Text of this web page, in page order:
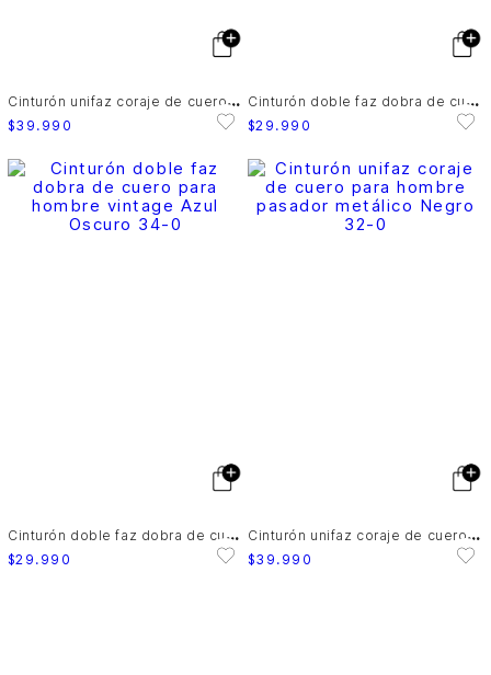
C
inturón unifaz coraje de cuero para hombre pasador metálico
$39 . 990
C
inturón doble faz dobra de cuero para hombre vintage
$29 . 990
C
inturón doble faz dobra de cuero para hombre vintage
$29 . 990
C
inturón unifaz coraje de cuero para hombre pasador metálico
$39 . 990